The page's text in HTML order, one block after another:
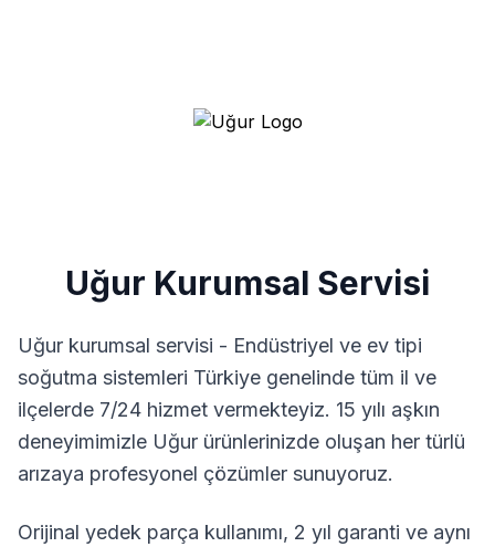
Uğur Kurumsal Servisi
Uğur kurumsal servisi - Endüstriyel ve ev tipi
soğutma sistemleri Türkiye genelinde tüm il ve
ilçelerde 7/24 hizmet vermekteyiz. 15 yılı aşkın
deneyimimizle Uğur ürünlerinizde oluşan her türlü
arızaya profesyonel çözümler sunuyoruz.
Orijinal yedek parça kullanımı, 2 yıl garanti ve aynı